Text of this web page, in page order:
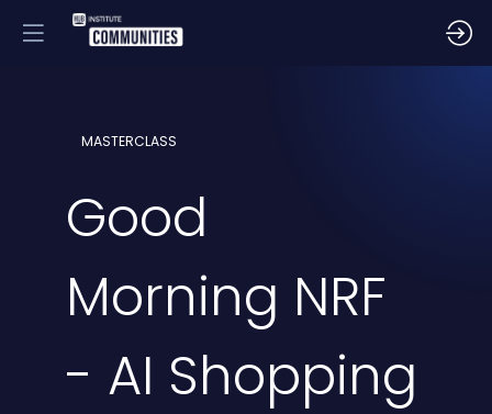
MASTERCLASS
Good
Morning NRF
- AI Shopping